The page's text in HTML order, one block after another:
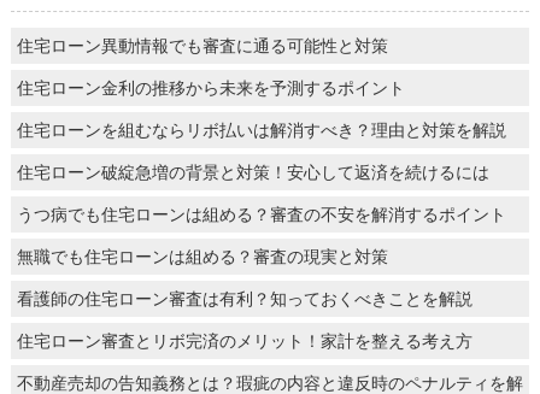
住宅ローン異動情報でも審査に通る可能性と対策
住宅ローン金利の推移から未来を予測するポイント
住宅ローンを組むならリボ払いは解消すべき？理由と対策を解説
住宅ローン破綻急増の背景と対策！安心して返済を続けるには
うつ病でも住宅ローンは組める？審査の不安を解消するポイント
無職でも住宅ローンは組める？審査の現実と対策
看護師の住宅ローン審査は有利？知っておくべきことを解説
住宅ローン審査とリボ完済のメリット！家計を整える考え方
不動産売却の告知義務とは？瑕疵の内容と違反時のペナルティを解